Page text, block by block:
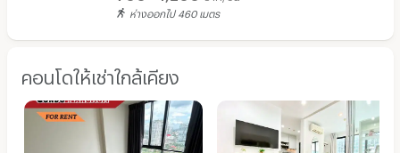
ห่างออกไป 460 เมตร
คอนโดให้เช่าใกล้เคียง